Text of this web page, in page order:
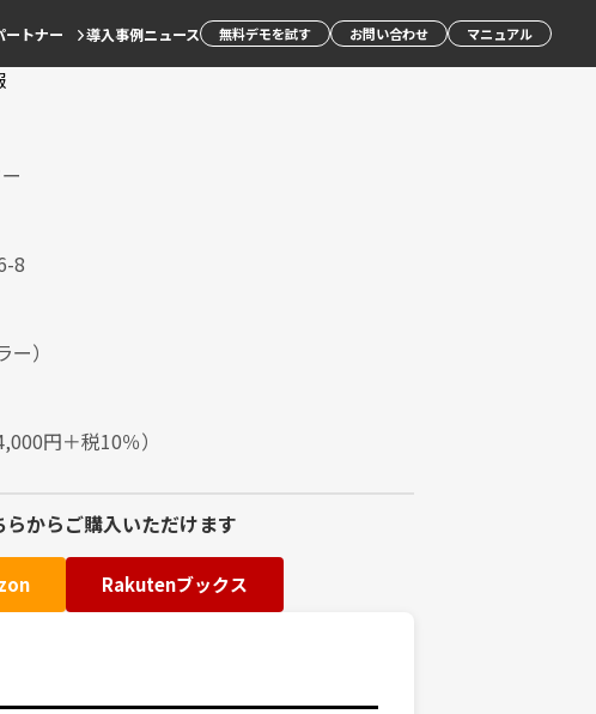
ートナー 導入事例ニュース 無料デモを試す お問い合わせ マニュアル
8
）
円＋税10％）
らからご購入いただけます
Rakutenブックス